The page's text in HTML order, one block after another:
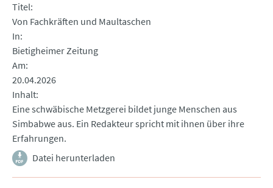
Titel
Von Fachkräften und Maultaschen
In
Bietigheimer Zeitung
Am
20.04.2026
Inhalt
Eine schwäbische Metzgerei bildet junge Menschen aus
Simbabwe aus. Ein Redakteur spricht mit ihnen über ihre
Erfahrungen.
Datei herunterladen